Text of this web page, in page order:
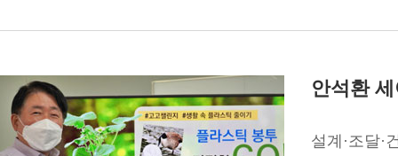
안석환
설계·조달·